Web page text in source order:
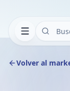
Volver al